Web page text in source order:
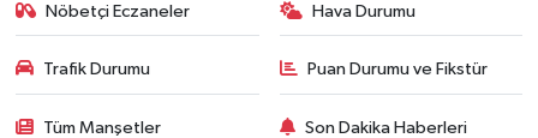
Nöbetçi Eczaneler Hava Durumu
Trafik Durumu Puan Durumu ve Fikstür
Tüm Manşetler Son Dakika Haberleri